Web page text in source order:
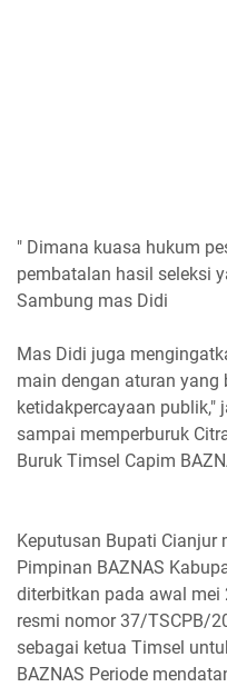
" Dimana kuasa hukum
pembatalan hasil seleksi
Sambung mas Didi
Mas Didi juga
main dengan aturan
ketidakpercayaan
sampai memperburuk
Buruk Timsel Capim
Keputusan Bupati Cianjur
Pimpinan BAZNAS
diterbitkan pada awal
resmi nomor 37/TSCPB/
sebagai ketua Timsel
BAZNAS Periode